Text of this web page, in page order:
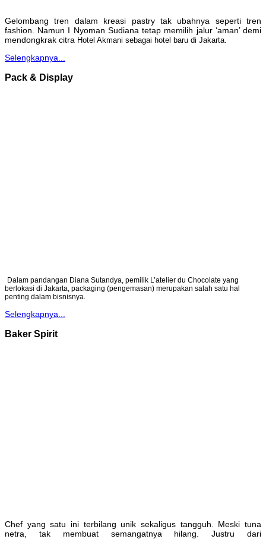
Gelombang tren dalam kreasi pastry tak ubahnya seperti tren
fashion. Namun I Nyoman Sudiana tetap memilih jalur ‘aman’ demi
mendongkrak citra Hotel Akmani sebagai hotel baru di Jakarta.
Selengkapnya...
Pack & Display
Dalam pandangan Diana Sutandya, pemilik L’atelier du Chocolate yang
berlokasi di Jakarta, packaging (pengemasan) merupakan salah satu hal
penting dalam bisnisnya.
Selengkapnya...
Baker Spirit
Chef yang satu ini terbilang unik sekaligus tangguh. Meski tuna
netra, tak membuat semangatnya hilang. Justru dari